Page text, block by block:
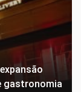
gastronomia